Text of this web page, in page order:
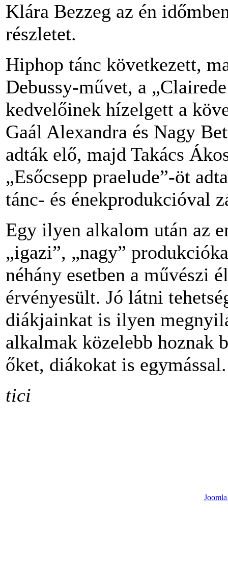
Klára Bezzeg az én
részletet.
Hiphop tánc következett,
Debussy-művet, a
kedvelőinek hízelgett a
Gaál Alexandra és Nagy
adták elő, majd Takács
„Esőcsepp praelude”-öt
tánc- és énekprodukcióval
Egy ilyen alkalom után az
„igazi”, „nagy”
néhány esetben a művészi
érvényesült. Jó látni
diákjainkat is ilyen
alkalmak közelebb hoznak
őket, diákokat is
tici